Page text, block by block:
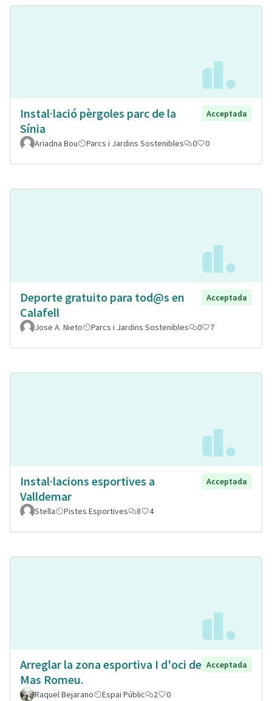
Instal·lació pèrgoles parc de la
Sínia
Acceptada
Ariadna Bou Parcs i Jardins Sostenibles 0 0
Deporte gratuito para tod@s en
Calafell
Acceptada
Jose A. Nieto Parcs i Jardins Sostenibles 0 7
Instal·lacions esportives a
Valldemar
Acceptada
Stella Pistes Esportives 8 4
Arreglar la zona esportiva I d'oci de
Mas Romeu.
Acceptada
Raquel Bejarano Espai Públic 2 0